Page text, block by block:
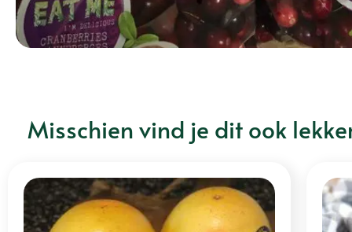
Misschien vind je dit ook